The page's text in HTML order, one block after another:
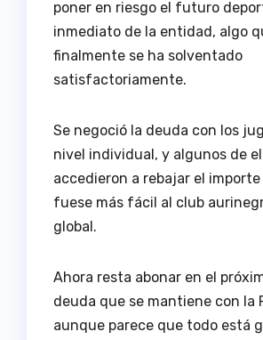
poner en riesgo el futuro
inmediato de la entidad, algo
finalmente se ha solventado
satisfactoriamente.
Se negoció la deuda con los
nivel individual, y algunos de
accedieron a rebajar el
fuese más fácil al club
global.
Ahora resta abonar en el
deuda que se mantiene con la
aunque parece que todo está